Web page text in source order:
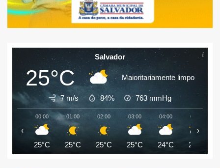
Salvador
25°C Maioritariamente limpo
7 m/s 84% 763 mmHg
00:00
25°C
01:00
25°C
02:00
25°C
03:00
25°C
04:00
24°C
05:00
24°C
‹ ›